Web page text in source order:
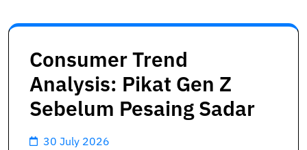
Consumer Trend
Analysis: Pikat Gen Z
Sebelum Pesaing Sadar
30 July 2026